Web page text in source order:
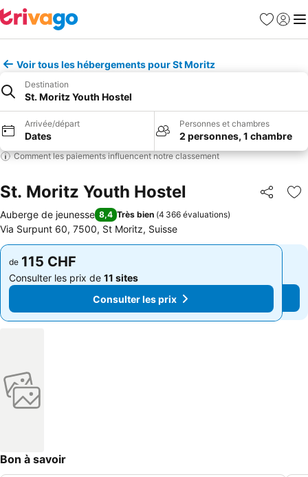
Favoris
Se
Voir tous les hébergements pour St Moritz
Destination
St. Moritz Youth Hostel
Arrivée/départ
Dates
Personnes et chambres
2 personnes, 1 chambre
Comment les paiements influencent notre classement
St. Moritz Youth Hostel Partager
Auberge de jeunesse 8,4 Très bien (4 366 évaluations)
Via Surpunt 60, 7500, St Moritz, Suisse
de 115 CHF
Consulter les prix de 11 sites
Consulter les prix
de 115 CHF
Consulter les prix de 11 sites
Consulter les prix
Bon à savoir